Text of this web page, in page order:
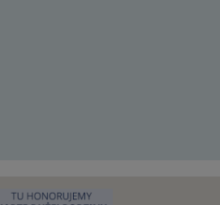
nie